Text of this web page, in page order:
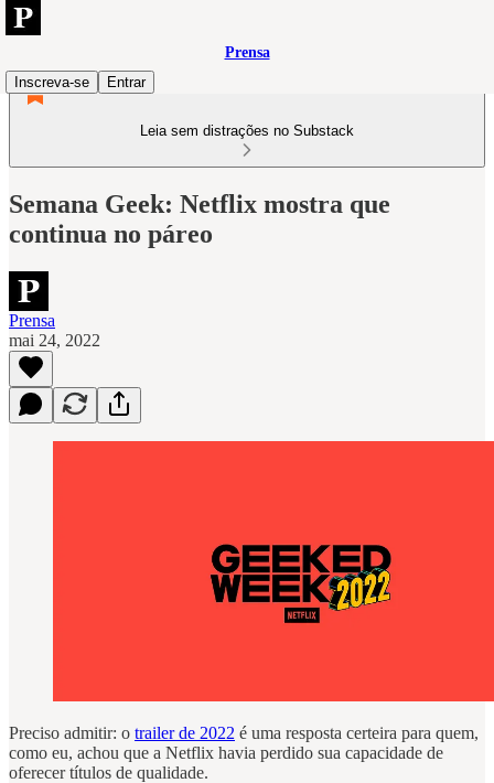
Prensa
Inscreva-se
Entrar
Leia sem distrações no Substack
Semana Geek: Netflix mostra que
continua no páreo
Prensa
mai 24, 2022
Preciso admitir: o trailer de 2022 é uma resposta certeira para quem,
como eu, achou que a Netflix havia perdido sua capacidade de
oferecer títulos de qualidade.